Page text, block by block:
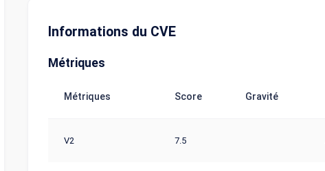
Informations du CVE
Métriques
Métriques Score Gravité
V2 7.5